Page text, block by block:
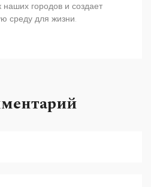
городов и создает
среду для жизни.